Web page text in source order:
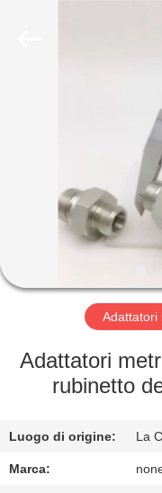
CIRCA
GIRO
FABBRICA
DI
QUALITÀ
Adattatori
Adattatori
rubinetto
Luogo di origine: La
Marca: